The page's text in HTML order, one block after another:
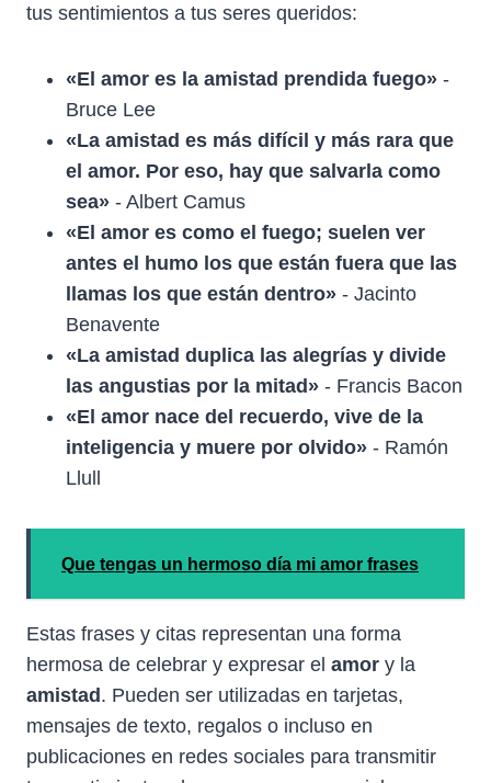
tus sentimientos a tus seres queridos:
«El amor es la amistad prendida fuego» -
Bruce Lee
«La amistad es más difícil y más rara que
el amor. Por eso, hay que salvarla como
sea» - Albert Camus
«El amor es como el fuego; suelen ver
antes el humo los que están fuera que las
llamas los que están dentro» - Jacinto
Benavente
«La amistad duplica las alegrías y divide
las angustias por la mitad» - Francis Bacon
«El amor nace del recuerdo, vive de la
inteligencia y muere por olvido» - Ramón
Llull
Que tengas un hermoso día mi amor frases
Estas frases y citas representan una forma
hermosa de celebrar y expresar el amor y la
amistad. Pueden ser utilizadas en tarjetas,
mensajes de texto, regalos o incluso en
publicaciones en redes sociales para transmitir